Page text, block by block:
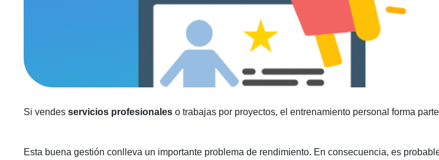
Si vendes servicios profesionales o trabajas por proyectos, el entrenamiento personal forma
Esta buena gestión conlleva un importante problema de rendimiento. En consecuencia, es